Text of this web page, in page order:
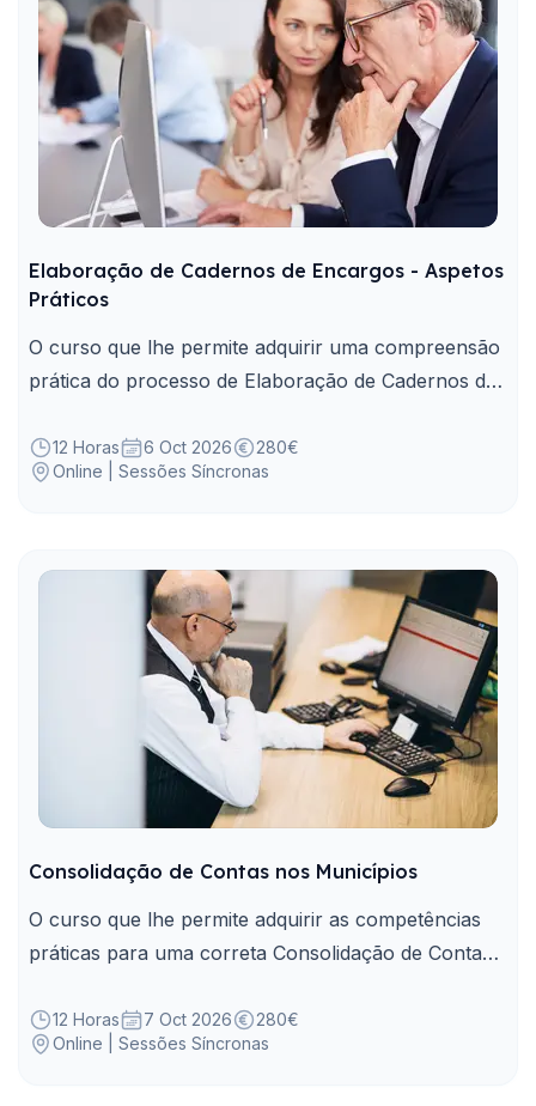
Elaboração de Cadernos de Encargos - Aspetos
Práticos
O curso que lhe permite adquirir uma compreensão
prática do processo de Elaboração de Cadernos de
12 Horas 6 Oct 2026
280€
Online | Sessões Síncronas
Consolidação de Contas nos Municípios
O curso que lhe permite adquirir as competências
práticas para uma correta Consolidação de Contas
12 Horas 7 Oct 2026
280€
Online | Sessões Síncronas